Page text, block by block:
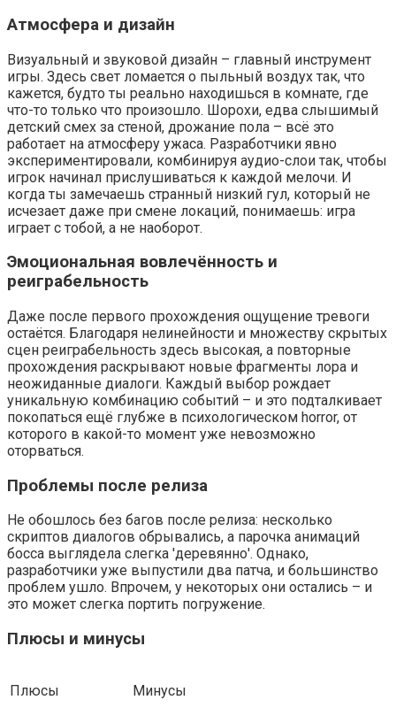
Атмосфера и дизайн
Визуальный и звуковой дизайн – главный инструмент
игры. Здесь свет ломается о пыльный воздух так, что
кажется, будто ты реально находишься в комнате, где
что-то только что произошло. Шорохи, едва слышимый
детский смех за стеной, дрожание пола – всё это
работает на атмосферу ужаса. Разработчики явно
экспериментировали, комбинируя аудио-слои так, чтобы
игрок начинал прислушиваться к каждой мелочи. И
когда ты замечаешь странный низкий гул, который не
исчезает даже при смене локаций, понимаешь: игра
играет с тобой, а не наоборот.
Эмоциональная вовлечённость и
реиграбельность
Даже после первого прохождения ощущение тревоги
остаётся. Благодаря нелинейности и множеству скрытых
сцен реиграбельность здесь высокая, а повторные
прохождения раскрывают новые фрагменты лора и
неожиданные диалоги. Каждый выбор рождает
уникальную комбинацию событий – и это подталкивает
покопаться ещё глубже в психологическом horror, от
которого в какой-то момент уже невозможно
оторваться.
Проблемы после релиза
Не обошлось без багов после релиза: несколько
скриптов диалогов обрывались, а парочка анимаций
босса выглядела слегка 'деревянно'. Однако,
разработчики уже выпустили два патча, и большинство
проблем ушло. Впрочем, у некоторых они остались – и
это может слегка портить погружение.
Плюсы и минусы
Плюсы Минусы